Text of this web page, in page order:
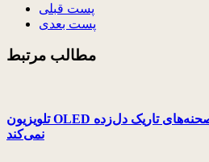
پست قبلی
پست بعدی
مطالب مرتبط
تلویزیون OLED ال‌جی شما را از تماشای صحنه‌های تاریک دل‌زده
نمی‌کند